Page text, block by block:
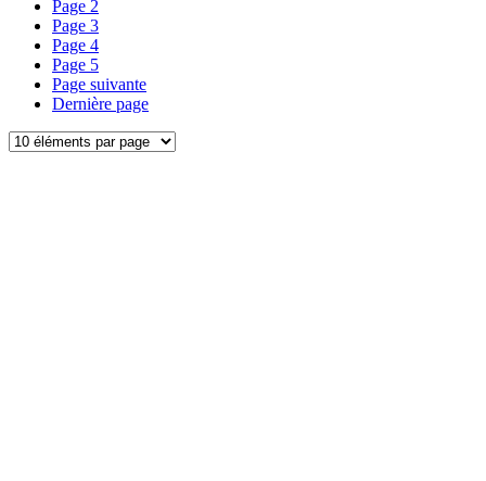
Page 2
Page 3
Page 4
Page 5
Page suivante
Dernière page